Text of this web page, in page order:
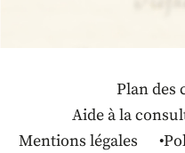
Plan des
Aide à la
Mentions légales